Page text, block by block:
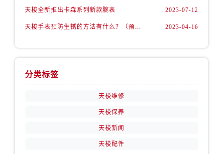
天梭全新推出卡森系列新款腕表 2023-07-12
天梭手表预防生锈的方法有什么？（预防方法） 2023-04-16
分类标签
天梭维修
天梭保养
天梭新闻
天梭配件